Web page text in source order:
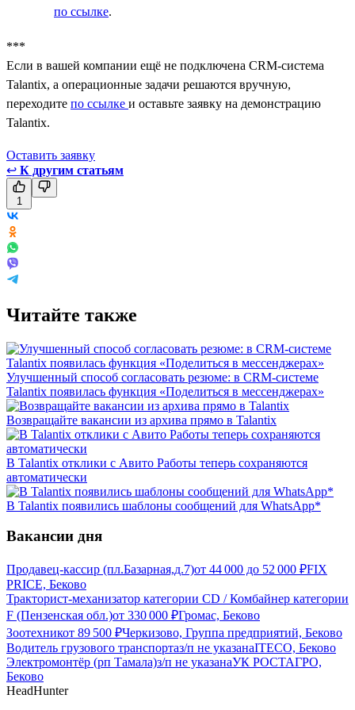
по ссылке.
***
Если в вашей компании ещё не подключена CRM-система
Talantix, а операционные задачи решаются вручную,
переходите по ссылке и оставьте заявку на демонстрацию
Talantix.
Оставить заявкy
↩ К другим статьям
1
Читайте также
Улучшенный способ согласовать резюме: в CRM-системе
Talantix появилась функция «Поделиться в мессенджерах»
Возвращайте вакансии из архива прямо в Talantix
В Talantix отклики с Авито Работы теперь сохраняются
автоматически
В Talantix появились шаблоны сообщений для WhatsApp*
Вакансии дня
Продавец-кассир (пл.Базарная,д.7)от 44 000 до 52 000 ₽FIX
PRICE, Беково
Тракторист-механизатор категории CD / Комбайнер категории
F (Пензенская обл.)от 330 000 ₽Громас, Беково
Зоотехникот 89 500 ₽Черкизово, Группа предприятий, Беково
Водитель грузового транспортаз/п не указанаITECO, Беково
Электромонтёр (рп Тамала)з/п не указанаУК РОСТАГРО,
Беково
HeadHunter